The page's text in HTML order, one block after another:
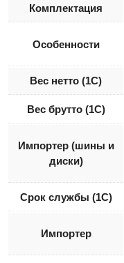
Комплектация
Особенности
Вес нетто (1С)
Вес брутто (1С)
Импортер (шины и
диски)
Срок службы (1С)
Импортер